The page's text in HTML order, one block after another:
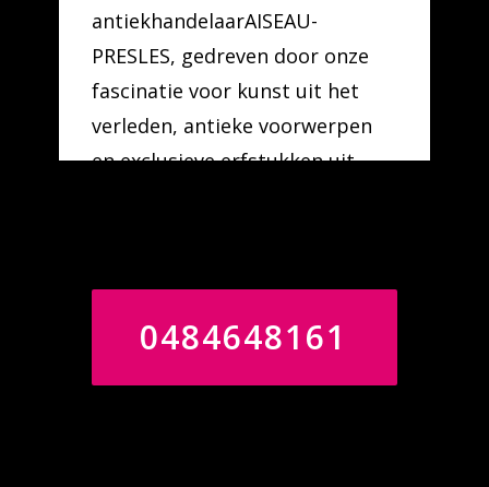
antiekhandelaarAISEAU-
PRESLES, gedreven door onze
fascinatie voor kunst uit het
verleden, antieke voorwerpen
en exclusieve erfstukken uit
0484648161